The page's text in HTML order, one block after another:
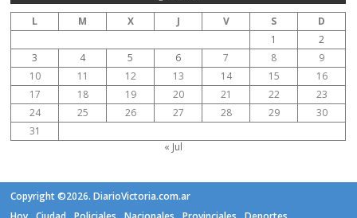
L M X J V S
D
1
2
3
4 5 6 7 8
9
10
11 12 13 14 15
16
17
18 19 20 21 22
23
24
25 26 27 28 29
30
31
« Jul
Copyright ©2026. DiarioVictoria.com.ar